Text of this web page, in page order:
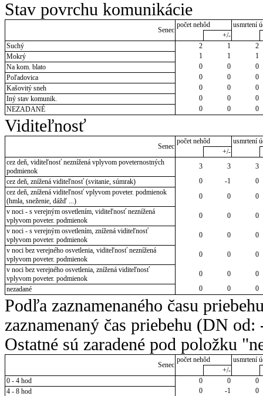
Stav povrchu komunikácie
Senec
počet nehôd
usmrtení
+/-
Suchý
2 1
2
Mokrý
1 1
1
Na kom. blato
0 0
0
Poľadovica
0 0
0
Kašovitý sneh
0 0
0
Iný stav komunik.
0 0
0
NEZADANÉ
0 0 0
Viditeľnosť
Senec
počet nehôd
usmrtení
+/-
cez deň, viditeľnosť neznížená vplyvom poveternostných
podmienok
3 3
3
cez deň, znížená viditeľnosť (svitanie, súmrak)
0 -1
0
cez deň, znížená viditeľnosť vplyvom poveter. podmienok
(hmla, sneženie, dážď ...)
0 0
0
v noci - s verejným osvetlením, viditeľnosť neznížená
vplyvom poveter. podmienok
0 0
0
v noci - s verejným osvetlením, znížená viditeľnosť
vplyvom poveter. podmienok
0 0
0
v noci bez verejného osvetlenia, viditeľnosť neznížená
vplyvom poveter. podmienok
0 0
0
v noci bez verejného osvetlenia, znížená viditeľnosť
vplyvom poveter. podmienok
0 0
0
nezadané
0 0 0
Podľa zaznamenaného času
zaznamenaný čas priebehu (DN
Ostatné sú zaradené pod položku
Senec
počet nehôd
usmrtení
+/-
0 - 4 hod
0 0
0
4 - 8 hod
0 -1
0